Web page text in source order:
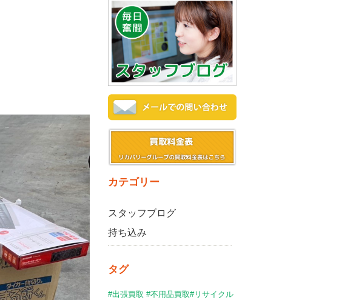
カテゴリー
スタッフブログ
持ち込み
タグ
#出張買取 #不用品買取#リサイクル